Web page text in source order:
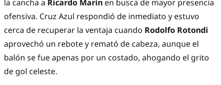
la cancha a Ricardo Marín en busca de mayor presencia
ofensiva. Cruz Azul respondió de inmediato y estuvo
cerca de recuperar la ventaja cuando Rodolfo Rotondi
aprovechó un rebote y remató de cabeza, aunque el
balón se fue apenas por un costado, ahogando el grito
de gol celeste.